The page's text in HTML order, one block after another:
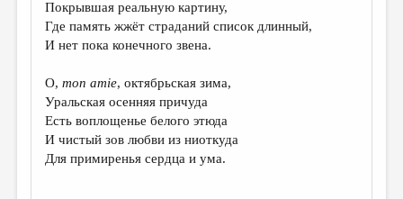
ТРЕДИАКОВСКИЙ
МЕДИА
ВКОНТАКТЕ
Покрывшая реальную картину,
Где память жжёт страданий список длинный,
И нет пока конечного звена.
O,mon amie, октябрьская зима,
Уральская осенняя причуда
Есть воплощенье белого этюда
И чистый зов любви из ниоткуда
Для примиренья сердца и ума.